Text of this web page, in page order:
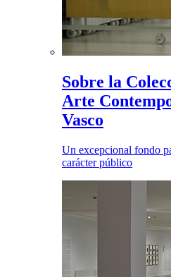
Sobre la
Arte
Vasco
Un excepcional fondo
carácter público